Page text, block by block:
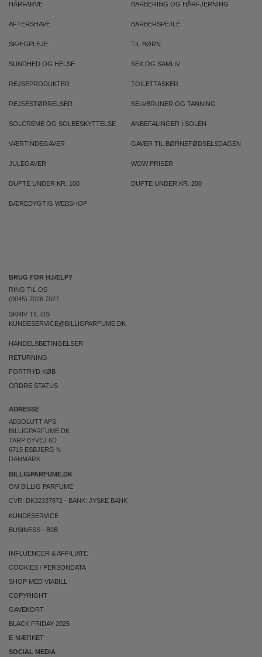
HÅRFARVE BARBERING OG HÅRFJERNING
AFTERSHAVE BARBERSPEJLE
SKÆGPLEJE TIL BØRN
SUNDHED OG HELSE SEX OG SAMLIV
REJSEPRODUKTER TOILETTASKER
REJSESTØRRELSER SELVBRUNER OG TANNING
SOLCREME OG SOLBESKYTTELSE ANBEFALINGER I SOLEN
VÆRTINDEGAVER GAVER TIL BØRNEFØDSELSDAGEN
JULEGAVER WOW PRISER
DUFTE UNDER KR. 100 DUFTE UNDER KR. 200
BÆREDYGTIG WEBSHOP
BRUG FOR HJÆLP?
RING TIL OS
(0045) 7028 7027
SKRIV TIL OS
KUNDESERVICE@BILLIGPARFUME.DK
HANDELSBETINGELSER
RETURNING
FORTRYD KØB
ORDRE STATUS
ADRESSE
ABSOLUTT APS
BILLIGPARFUME.DK
TARP BYVEJ 6D
6715 ESBJERG N
DANMARK
BILLIGPARFUME.DK
OM BILLIG PARFUME
CVR: DK32337872 - BANK: JYSKE BANK
KUNDESERVICE
BUSINESS - B2B
INFLUENCER & AFFILIATE
COOKIES / PERSONDATA
SHOP MED VIABILL
COPYRIGHT
GAVEKORT
BLACK FRIDAY 2025
E-MÆRKET
SOCIAL MEDIA